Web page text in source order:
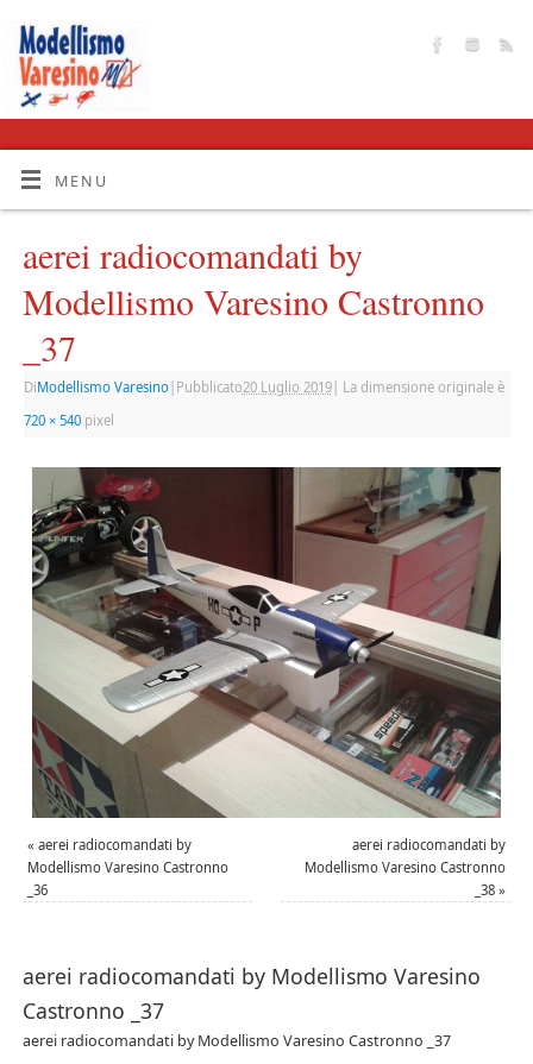
MENU
aerei radiocomandati by
Modellismo Varesino Castronno
_37
DiModellismo Varesino| Pubblicato20 Luglio 2019|
La dimensione originale è
720 × 540pixel
« aerei radiocomandati by
Modellismo Varesino Castronno
_36
aerei radiocomandati by
Modellismo Varesino Castronno
_38 »
aerei radiocomandati by Modellismo Varesino
Castronno _37
aerei radiocomandati by Modellismo Varesino Castronno _37